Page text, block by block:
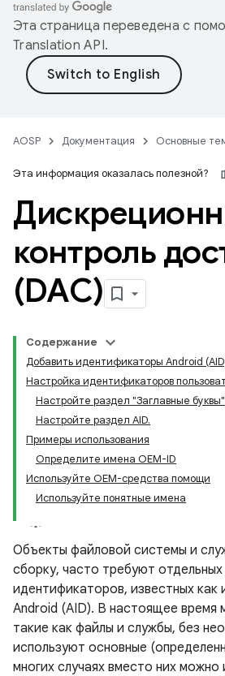
Эта страница переведена с
Translation API.
AOSP Документация Основные
Эта информация оказалась полезной?
контроль
(DAC)
Содержание
Добавить идентификаторы Android
Настройка идентификаторов
Настройте раздел "Заглавные буквы"
Настройте раздел AID.
Примеры использования
Определите имена OEM-ID
Используйте OEM-средства помощи
Используйте понятные имена
Объекты файловой системы и
сборку, часто требуют отдельных
идентификаторов, известных как
Android (AID). В настоящее время
такие как файлы и службы, без
используют основные
многих случаях вместо них можно